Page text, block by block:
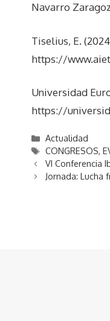
Navarro
Tiselius, E.
https://
Universidad
https://
Categorías
Actualidad
Etiquetas
CONGRESOS,
VI Conferencia
Jornada: